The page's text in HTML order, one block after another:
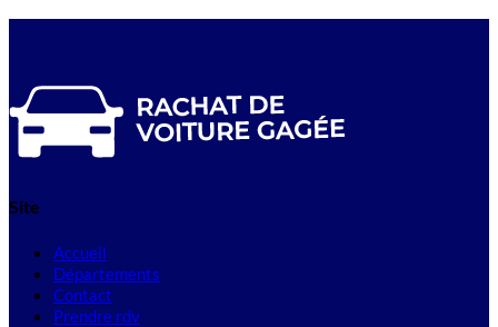
Site
Accueil
Départements
Contact
Prendre rdv